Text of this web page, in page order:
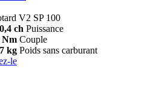
V2 SP 100
ch Puissance
Nm Couple
kg Poids sans carburant
le